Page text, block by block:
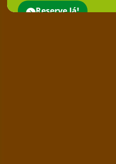
Reserve Já!